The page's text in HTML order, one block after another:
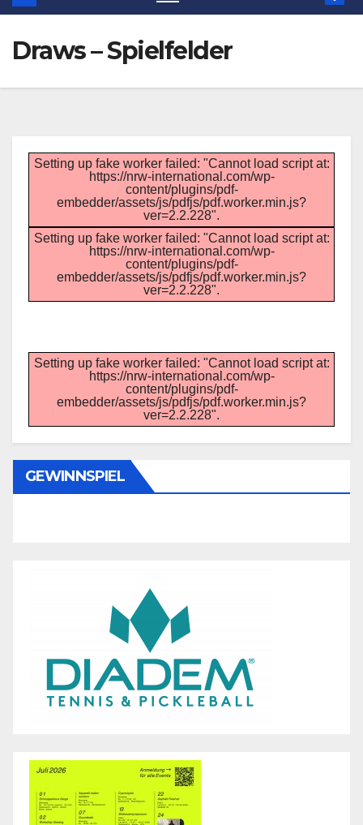
Draws – Spielfelder
Setting up fake worker failed: "Cannot load script at:
https://nrw-international.com/wp-
content/plugins/pdf-
embedder/assets/js/pdfjs/pdf.worker.min.js?
ver=2.2.228".
Setting up fake worker failed: "Cannot load script at:
https://nrw-international.com/wp-
content/plugins/pdf-
embedder/assets/js/pdfjs/pdf.worker.min.js?
ver=2.2.228".
Setting up fake worker failed: "Cannot load script at:
https://nrw-international.com/wp-
content/plugins/pdf-
embedder/assets/js/pdfjs/pdf.worker.min.js?
ver=2.2.228".
GEWINNSPIEL